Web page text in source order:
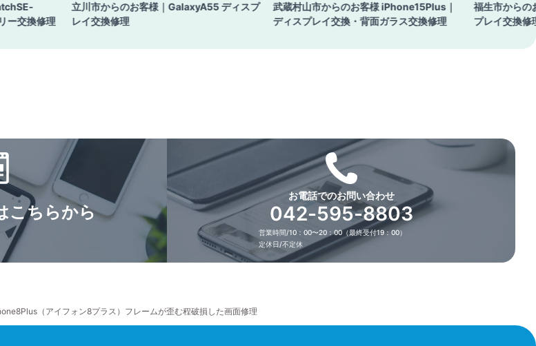
ー交換修理
立川市からのお客様｜GalaxyA55 ディスプ
レイ交換修理
武蔵村山市からのお客様 iPhone15Plus｜
ディスプレイ交換・背面ガラス交換修理
福生市からの
プレイ交換修
こちらから
お電話でのお問い合わせ
042-595-8803
営業時間/10：00〜20：00（最終受付19：00）
定休日/不定休
（アイフォン8プラス）フレームが歪む程破損した画面修理